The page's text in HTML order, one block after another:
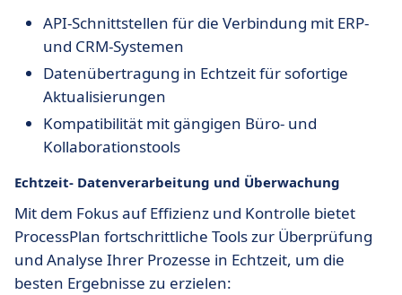
API-Schnittstellen für die Verbindung mit ERP-
und CRM-Systemen
Datenübertragung in Echtzeit für sofortige
Aktualisierungen
Kompatibilität mit gängigen Büro- und
Kollaborationstools
Echtzeit- Datenverarbeitung und Überwachung
Mit dem Fokus auf Effizienz und Kontrolle bietet
ProcessPlan fortschrittliche Tools zur Überprüfung
und Analyse Ihrer Prozesse in Echtzeit, um die
besten Ergebnisse zu erzielen: